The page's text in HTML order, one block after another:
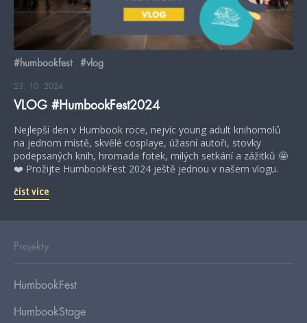
#humbookfest #vlog
23. 10. 2024
VLOG #HumbookFest2024
Nejlepší den v Humbook roce, nejvíc young adult knihomolů
na jednom místě, skvělé cosplaye, úžasní autoři, stovky
podepsaných knih, hromada fotek, milých setkání a zážitků 🤩
❤️ Prožijte HumbookFest 2024 ještě jednou v našem vlogu.
číst více
Projekty
HumbookFest
HumbookStage